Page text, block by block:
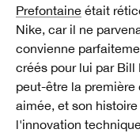
Prefontaine était
Nike, car il ne
convienne
créés pour lui par Bill
peut-être la
aimée, et son
l'innovation